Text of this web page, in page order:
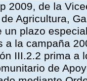
2009, de la
Agricultura,
un plazo
a la campaña
III.2.2 prima a
de